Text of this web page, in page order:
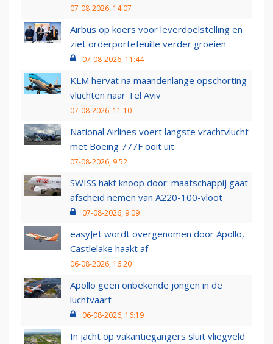
07-08-2026, 14:07
Airbus op koers voor leverdoelstelling en
ziet orderportefeuille verder groeien
07-08-2026, 11:44
KLM hervat na maandenlange opschorting
vluchten naar Tel Aviv
07-08-2026, 11:10
National Airlines voert langste vrachtvlucht
met Boeing 777F ooit uit
07-08-2026, 9:52
SWISS hakt knoop door: maatschappij gaat
afscheid nemen van A220-100-vloot
07-08-2026, 9:09
easyJet wordt overgenomen door Apollo,
Castlelake haakt af
06-08-2026, 16:20
Apollo geen onbekende jongen in de
luchtvaart
06-08-2026, 16:19
In jacht op vakantiegangers sluit vliegveld